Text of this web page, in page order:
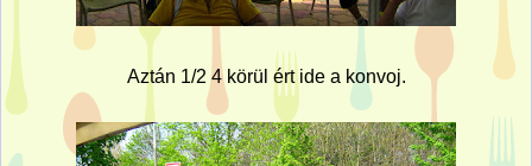
Aztán 1/2 4 körül ért ide a konvoj.